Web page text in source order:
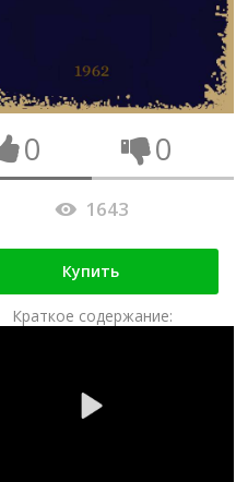
0 0
1643
Купить
Краткое содержание: